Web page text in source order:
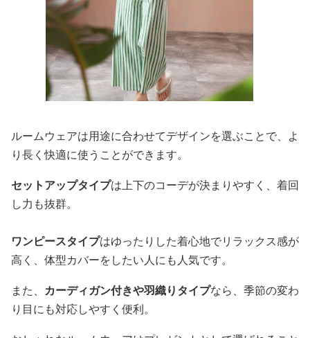
ルームウェアは用途に合わせてデザインを選ぶことで、よ
り長く快適に使うことができます。
セットアップタイプは上下のコーデが決まりやすく、着回
し力も抜群。
ワンピースタイプはゆったりした着心地でリラックス感が
高く、体型カバーをしたい人にも人気です。
また、 カーディガン付きや羽織りタイプなら、季節の変わ
り目にも対応しやすく便利。